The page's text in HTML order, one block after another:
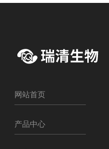
网站首页
产品中心